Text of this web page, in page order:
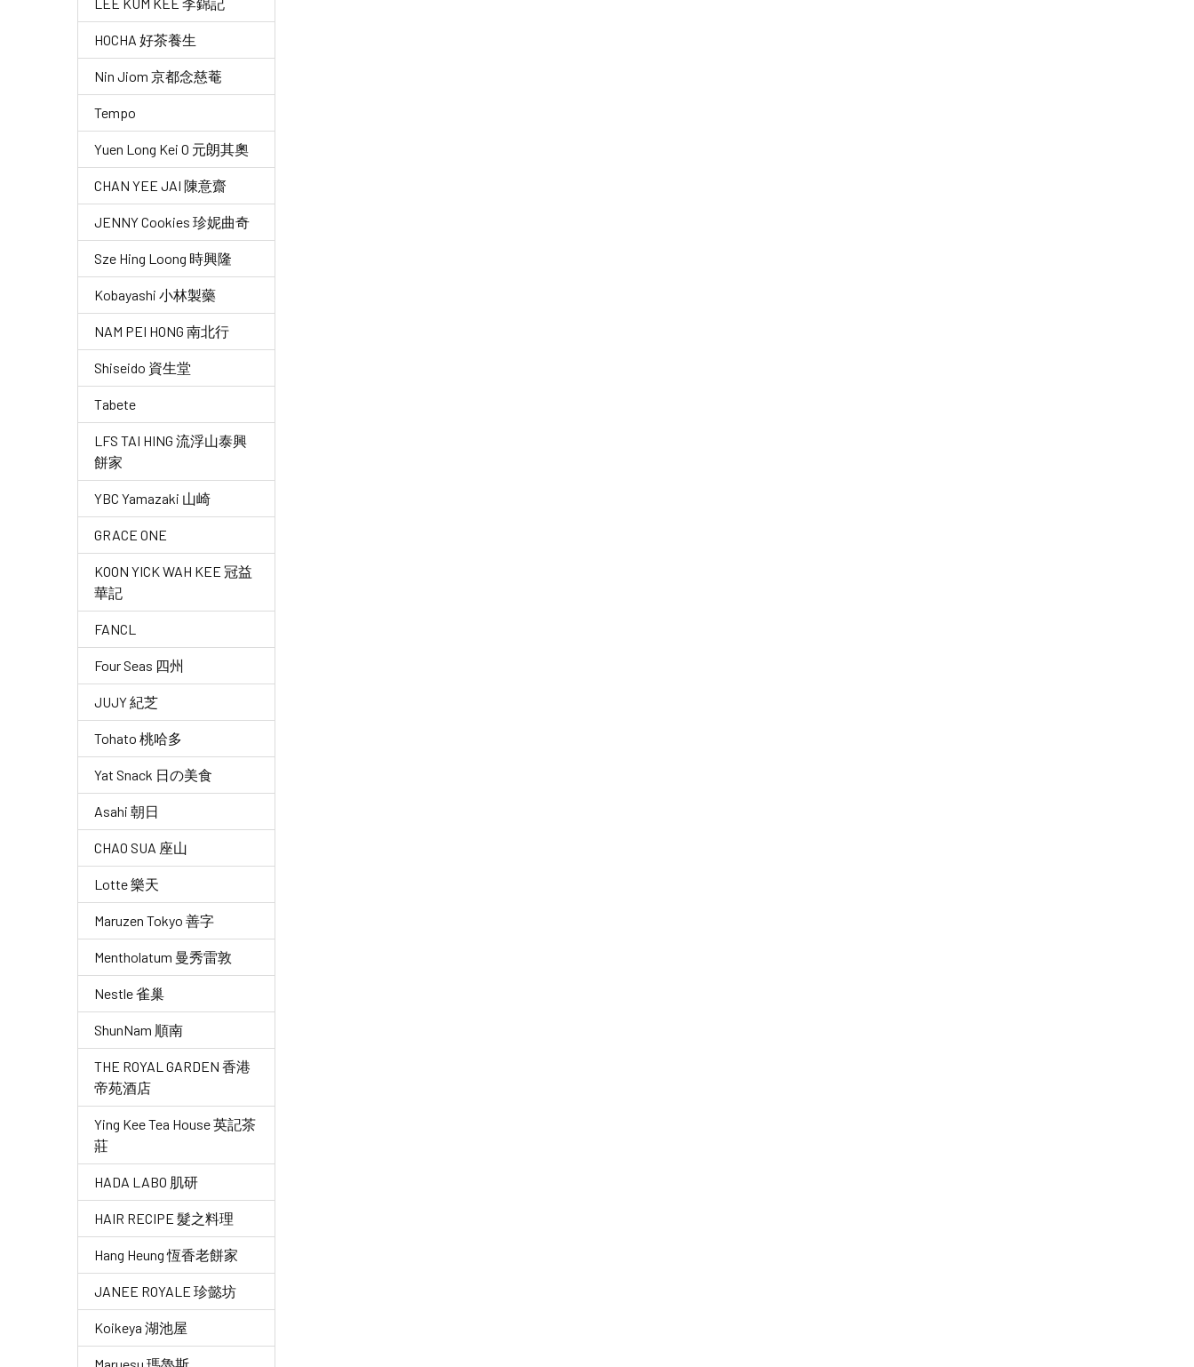
HOCHA 好茶養生
Nin Jiom 京都念慈菴
Tempo
Yuen Long Kei O 元朗其奧
CHAN YEE JAI 陳意齋
JENNY Cookies 珍妮曲奇
Sze Hing Loong 時興隆
Kobayashi 小林製藥
NAM PEI HONG 南北行
Shiseido 資生堂
Tabete
LFS TAI HING 流浮山泰興
餅家
YBC Yamazaki 山崎
GRACE ONE
KOON YICK WAH KEE 冠益
華記
FANCL
Four Seas 四州
JUJY 紀芝
Tohato 桃哈多
Yat Snack 日の美食
Asahi 朝日
CHAO SUA 座山
Lotte 樂天
Maruzen Tokyo 善字
Mentholatum 曼秀雷敦
Nestle 雀巢
ShunNam 順南
THE ROYAL GARDEN 香港
帝苑酒店
Ying Kee Tea House 英記茶
莊
HADA LABO 肌研
HAIR RECIPE 髮之料理
Hang Heung 恆香老餅家
JANEE ROYALE 珍懿坊
Koikeya 湖池屋
Maruesu 瑪魯斯